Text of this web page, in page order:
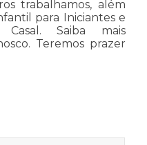
trabalhamos, além
para Iniciantes e
Casal. Saiba mais
Teremos prazer